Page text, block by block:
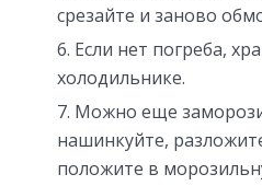
срезайте и заново
Если нет погреба,
холодильнике.
Можно еще
нашинкуйте,
положите в